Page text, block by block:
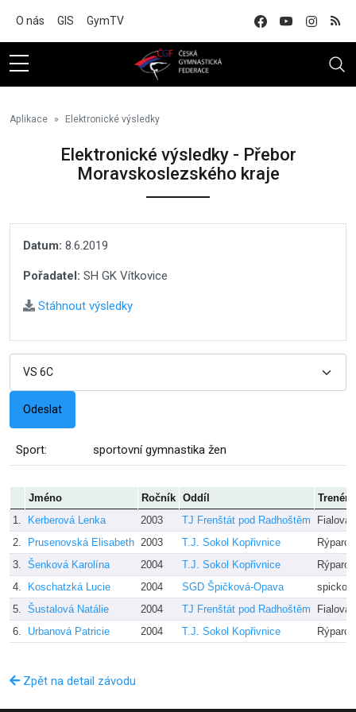
O nás GIS GymTV
Aplikace Elektronické výsledky
Elektronické výsledky - Přebor
Moravskoslezského kraje
Datum: 8.6.2019
Pořadatel: SH GK Vítkovice
Stáhnout výsledky
Sport: sportovní gymnastika žen
Jméno Ročník Oddíl
Trenér
1.
Kerberová Lenka 2003 TJ Frenštát pod Radhoštěm
Fialová
2.
Prusenovská Elisabeth 2003 T.J. Sokol Kopřivnice
3. Šenková Karolína 2004 T.J. Sokol Kopřivnice
4.
Koschatzká Lucie 2004 SGD Špičková-Opava
5. Šustalová Natálie 2004 TJ Frenštát pod Radhoštěm
Fialová
6.
Urbanová Patricie 2004 T.J. Sokol Kopřivnice
Zpět na detail závodu